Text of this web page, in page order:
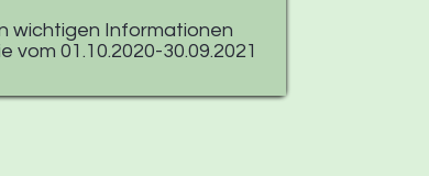
wichtigen Informationen
01.10.2020-30.09.2021